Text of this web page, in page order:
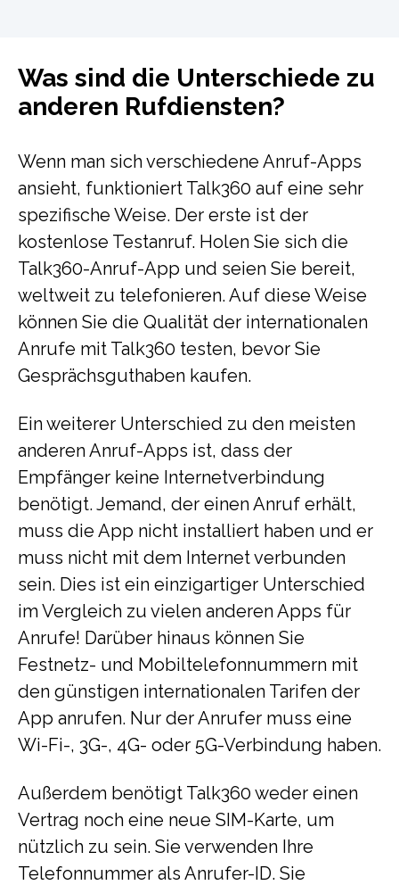
Was sind die Unterschiede zu
anderen Rufdiensten?
Wenn man sich verschiedene Anruf-Apps
ansieht, funktioniert Talk360 auf eine sehr
spezifische Weise. Der erste ist der
kostenlose Testanruf. Holen Sie sich die
Talk360-Anruf-App und seien Sie bereit,
weltweit zu telefonieren. Auf diese Weise
können Sie die Qualität der internationalen
Anrufe mit Talk360 testen, bevor Sie
Gesprächsguthaben kaufen.
Ein weiterer Unterschied zu den meisten
anderen Anruf-Apps ist, dass der
Empfänger keine Internetverbindung
benötigt. Jemand, der einen Anruf erhält,
muss die App nicht installiert haben und er
muss nicht mit dem Internet verbunden
sein. Dies ist ein einzigartiger Unterschied
im Vergleich zu vielen anderen Apps für
Anrufe! Darüber hinaus können Sie
Festnetz- und Mobiltelefonnummern mit
den günstigen internationalen Tarifen der
App anrufen. Nur der Anrufer muss eine
Wi-Fi-, 3G-, 4G- oder 5G-Verbindung haben.
Außerdem benötigt Talk360 weder einen
Vertrag noch eine neue SIM-Karte, um
nützlich zu sein. Sie verwenden Ihre
Telefonnummer als Anrufer-ID. Sie